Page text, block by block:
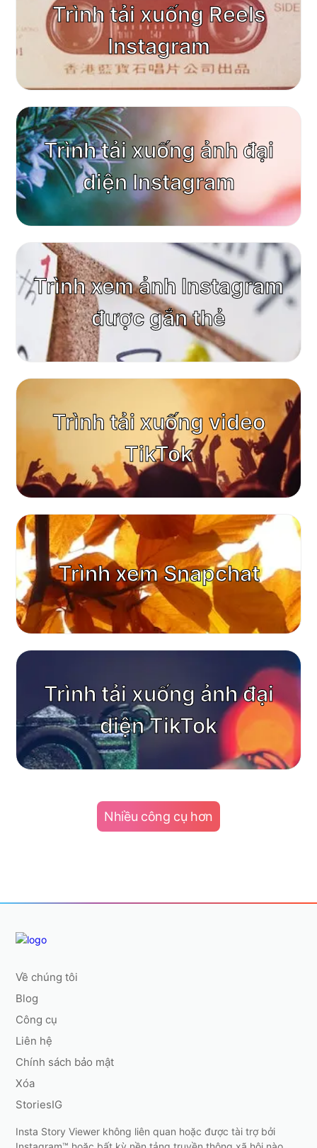
Trình tải xuống Reels
Instagram
Trình tải xuống ảnh đại
diện Instagram
Trình xem ảnh Instagram
được gắn thẻ
Trình tải xuống video
TikTok
Trình xem Snapchat
Trình tải xuống ảnh đại
diện TikTok
Nhiều công cụ hơn
Về chúng tôi
Blog
Công cụ
Liên hệ
Chính sách bảo mật
Xóa
StoriesIG
Insta Story Viewer không liên quan hoặc được tài trợ bởi